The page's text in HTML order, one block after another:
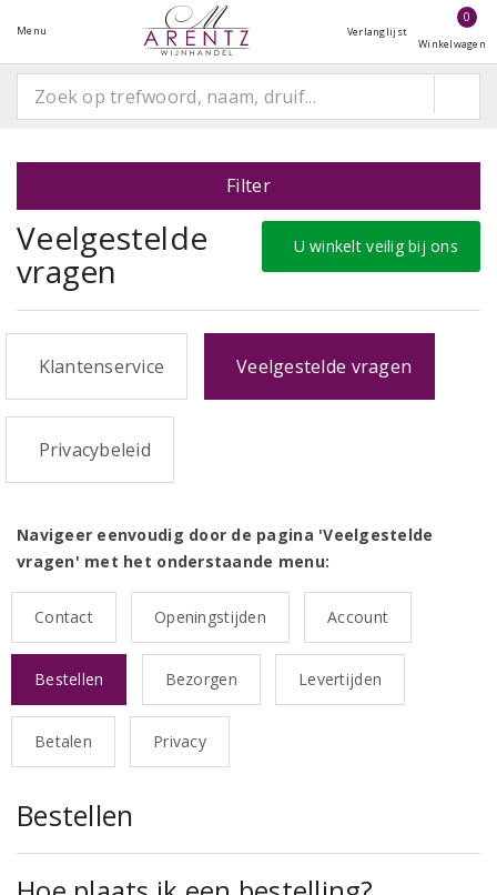
Menu Verlanglijst
0
Winkelwagen
Filter
U winkelt veilig bij ons
Veelgestelde
vragen
Klantenservice Veelgestelde vragen
Privacybeleid
Navigeer eenvoudig door de pagina 'Veelgestelde
vragen' met het onderstaande menu:
Contact Openingstijden Account
Bestellen Bezorgen Levertijden
Betalen Privacy
Bestellen